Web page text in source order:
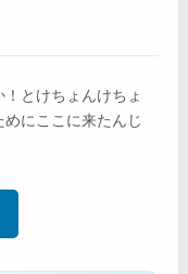
とけちょんけちょ
にここに来たんじ